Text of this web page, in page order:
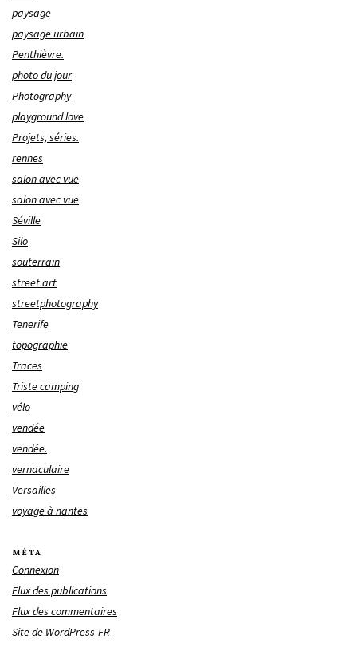
paysage
paysage urbain
Penthièvre.
photo du jour
Photography
playground love
Projets, séries.
rennes
salon avec vue
salon avec vue
Séville
Silo
souterrain
street art
streetphotography
Tenerife
topographie
Traces
Triste camping
vélo
vendée
vendée.
vernaculaire
Versailles
voyage à nantes
MÉTA
Connexion
Flux des publications
Flux des commentaires
Site de WordPress-FR